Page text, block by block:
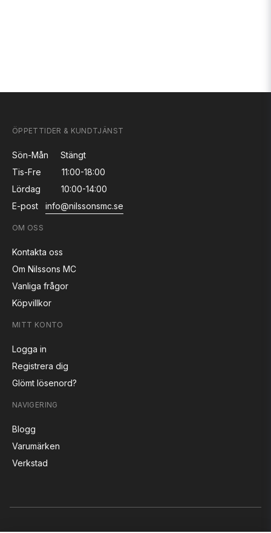
ÖPPETTIDER & KUNDTJÄNST
Sön-Mån
Stängt
Tis-Fre
11:00-18:00
Lördag
10:00-14:00
E-post
info@nilssonsmc.se
OM OSS
Kontakta oss
Om Nilssons MC
Vanliga frågor
Köpvillkor
MITT KONTO
Logga in
Registrera dig
Glömt lösenord?
NAVIGERING
Blogg
Varumärken
Verkstad